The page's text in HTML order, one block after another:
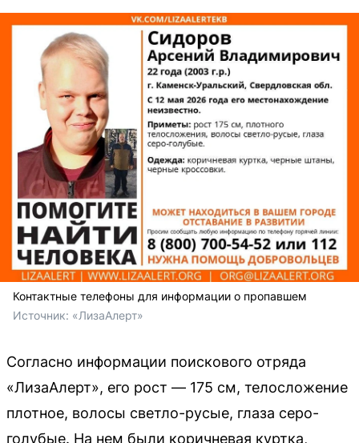
Контактные телефоны для информации о пропавшем
Источник: «ЛизаАлерт»
Согласно информации поискового отряда
«ЛизаАлерт», его рост — 175 см, телосложение
плотное, волосы светло-русые, глаза серо-
голубые. На нем были коричневая куртка,